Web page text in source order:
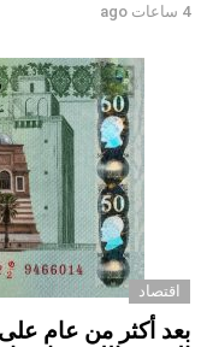
4 ساعات ago
اقتصاد